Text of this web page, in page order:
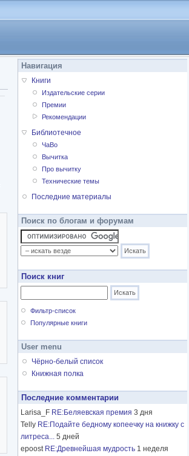
Навигация
Книги
Издательские серии
Премии
Рекомендации
Библиотечное
ЧаВо
Вычитка
Про вычитку
Технические темы
Последние материалы
Поиск по блогам и форумам
Поиск книг
Фильтр-список
Популярные книги
User menu
Чёрно-белый список
Книжная полка
Последние комментарии
Larisa_F RE:Беляевская премия 3 дня
Telly RE:Подайте бедному копеечку на книжку с
литреса... 5 дней
epoost RE:Древнейшая мудрость 1 неделя